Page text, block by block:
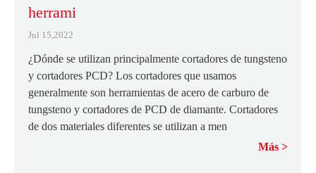
herrami
Jul 15,2022
¿Dónde se utilizan principalmente cortadores de tungsteno
y cortadores PCD? Los cortadores que usamos
generalmente son herramientas de acero de carburo de
tungsteno y cortadores de PCD de diamante. Cortadores
de dos materiales diferentes se utilizan a men
Más